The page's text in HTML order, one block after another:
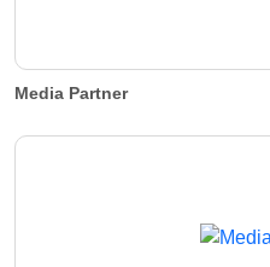
Media Partner